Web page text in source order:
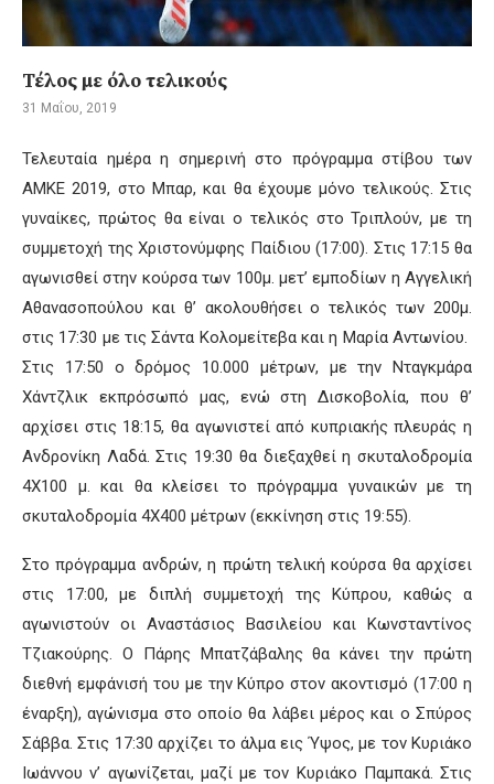
Τέλος με όλο τελικούς
31 Μαΐου, 2019
Τελευταία ημέρα η σημερινή στο πρόγραμμα στίβου των
ΑΜΚΕ 2019, στο Μπαρ, και θα έχουμε μόνο τελικούς. Στις
γυναίκες, πρώτος θα είναι ο τελικός στο Τριπλούν, με τη
συμμετοχή της Χριστονύμφης Παίδιου (17:00). Στις 17:15 θα
αγωνισθεί στην κούρσα των 100μ. μετ’ εμποδίων η Αγγελική
Αθανασοπούλου και θ’ ακολουθήσει ο τελικός των 200μ.
στις 17:30 με τις Σάντα Κολομείτεβα και η Μαρία Αντωνίου.
Στις 17:50 ο δρόμος 10.000 μέτρων, με την Νταγκμάρα
Χάντζλικ εκπρόσωπό μας, ενώ στη Δισκοβολία, που θ’
αρχίσει στις 18:15, θα αγωνιστεί από κυπριακής πλευράς η
Ανδρονίκη Λαδά. Στις 19:30 θα διεξαχθεί η σκυταλοδρομία
4Χ100 μ. και θα κλείσει το πρόγραμμα γυναικών με τη
σκυταλοδρομία 4Χ400 μέτρων (εκκίνηση στις 19:55).
Στο πρόγραμμα ανδρών, η πρώτη τελική κούρσα θα αρχίσει
στις 17:00, με διπλή συμμετοχή της Κύπρου, καθώς α
αγωνιστούν οι Αναστάσιος Βασιλείου και Κωνσταντίνος
Τζιακούρης. Ο Πάρης Μπατζάβαλης θα κάνει την πρώτη
διεθνή εμφάνισή του με την Κύπρο στον ακοντισμό (17:00 η
έναρξη), αγώνισμα στο οποίο θα λάβει μέρος και ο Σπύρος
Σάββα. Στις 17:30 αρχίζει το άλμα εις Ύψος, με τον Κυριάκο
Ιωάννου ν’ αγωνίζεται, μαζί με τον Κυριάκο Παμπακά. Στις